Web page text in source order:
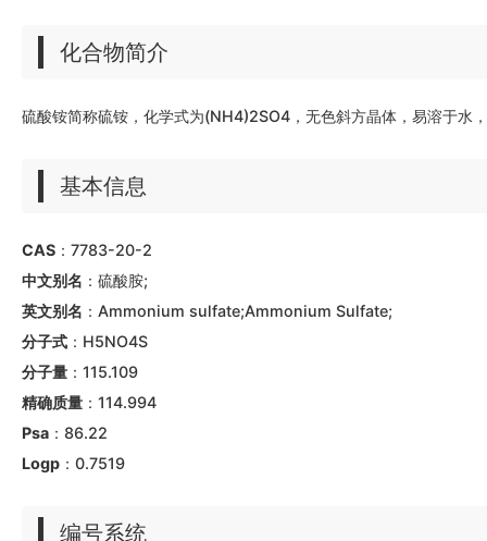
化合物简介
硫酸铵简称硫铵，化学式为(NH4)2SO4，无色斜方晶体，易溶于水
基本信息
CAS ：7783-20-2
中文别名 ：硫酸胺;
英文别名 ：Ammonium sulfate;Ammonium Sulfate;
分子式 ：H5NO4S
分子量 ：115.109
精确质量 ：114.994
Psa ：86.22
Logp ：0.7519
编号系统